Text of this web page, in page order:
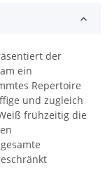
der
ein
Repertoire
und zugleich
frühzeitig die